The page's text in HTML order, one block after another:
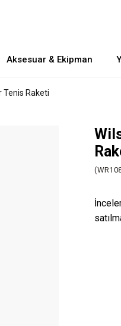
Aksesuar & Ekipman
Tenis Raketi